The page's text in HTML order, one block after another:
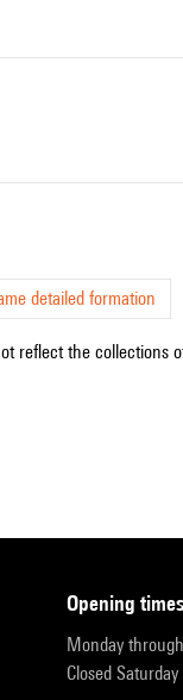
detailed formation
reflect the collections
opening times
Monday
Closed